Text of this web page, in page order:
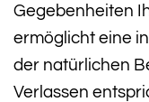
Gegebenheiten
ermöglicht eine
der natürlichen
Verlassen